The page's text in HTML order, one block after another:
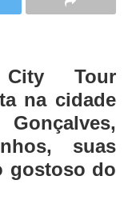
Tour
na cidade
suas
gostoso do